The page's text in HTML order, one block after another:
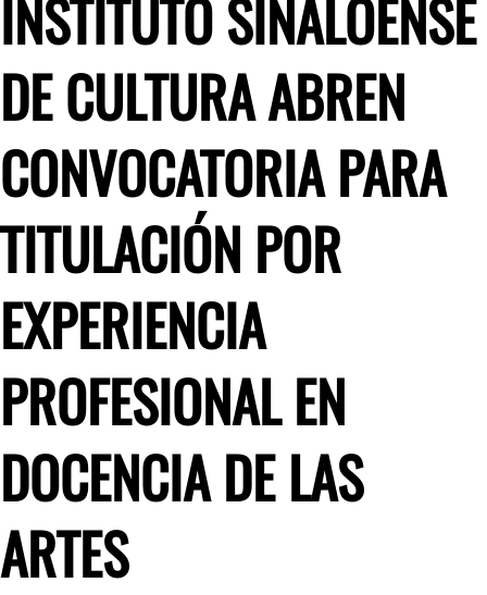
INSTITUTO SINALOENSE
DE CULTURA ABREN
CONVOCATORIA PARA
TITULACIÓN POR
EXPERIENCIA
PROFESIONAL EN
DOCENCIA DE LAS
ARTES